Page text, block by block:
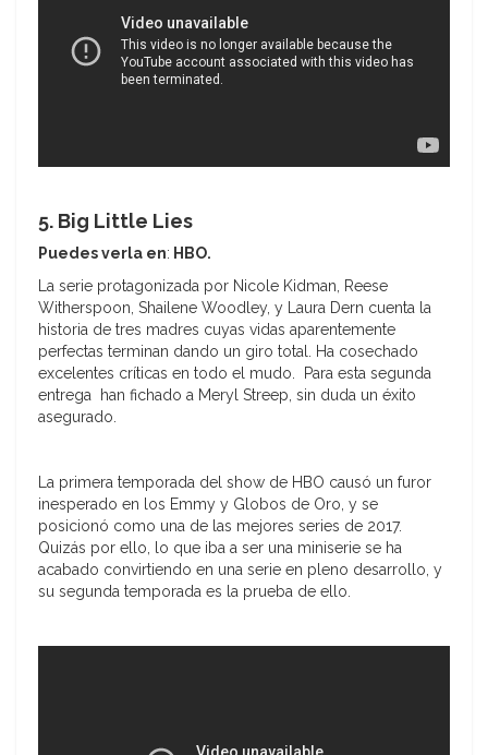
5. Big Little Lies
Puedes verla en: HBO.
La serie protagonizada por Nicole Kidman, Reese
Witherspoon, Shailene Woodley, y Laura Dern cuenta la
historia de tres madres cuyas vidas aparentemente
perfectas terminan dando un giro total. Ha cosechado
excelentes críticas en todo el mudo. Para esta segunda
entrega han fichado a Meryl Streep, sin duda un éxito
asegurado.
La primera temporada del show de HBO causó un furor
inesperado en los Emmy y Globos de Oro, y se
posicionó como una de las mejores series de 2017.
Quizás por ello, lo que iba a ser una miniserie se ha
acabado convirtiendo en una serie en pleno desarrollo, y
su segunda temporada es la prueba de ello.